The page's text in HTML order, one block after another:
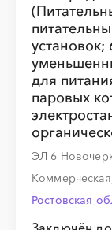
установок;
для
паровых
ЭЛ 6
Ростовская